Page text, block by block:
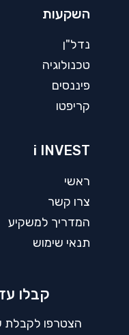
השקעות
נדל"ן
טכנולוגיה
פיננסים
קריפטו
i INVEST
ראשי
צרו קשר
המדריך למשקיע
תנאי שימוש
קבלו
הצטרפו לקבלת